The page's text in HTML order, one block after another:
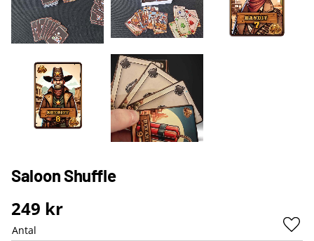
Saloon Shuffle
249 kr
Antal